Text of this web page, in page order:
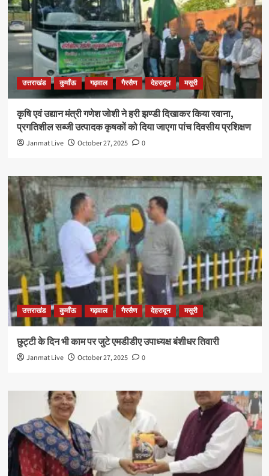
उत्तराखंड कुमाँऊ गढ़वाल गैरसैण देहरादून मसूरी
कृषि एवं उद्यान मंत्री गणेश जोशी ने हरी झण्डी दिखाकर किया रवाना,
प्रगतिशील सब्जी उत्पादक कृषकों को दिया जाएगा पांच दिवसीय प्रशिक्षण
Janmat Live October 27, 2025 0
उत्तराखंड कुमाँऊ गढ़वाल गैरसैण देहरादून मसूरी
छुट्टी के दिन भी काम पर जुटे एमडीडीए उपाध्यक्ष बंशीधर तिवारी
Janmat Live October 27, 2025 0